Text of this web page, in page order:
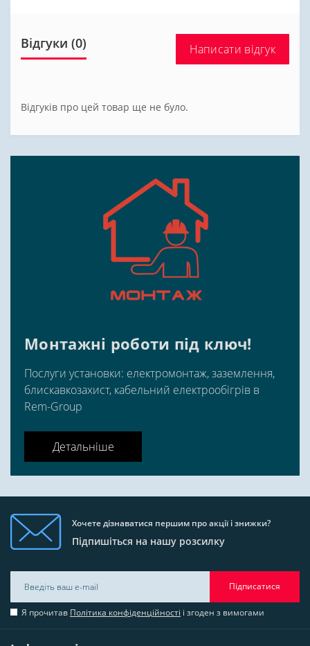
Відгуки (0) Написати відгук
Відгуків про цей товар ще не було.
Монтажні роботи під ключ!
Послуги установки: електромонтаж, заземлення,
блискавкозахист, кабельний електрообігрів в
Rem-Group
Детальніше
Хочете дізнаватися першим про акції і знижки?
Підпишіться на нашу розсилку
Підписатися
Я прочитав Політика конфіденційності і згоден з вимогами